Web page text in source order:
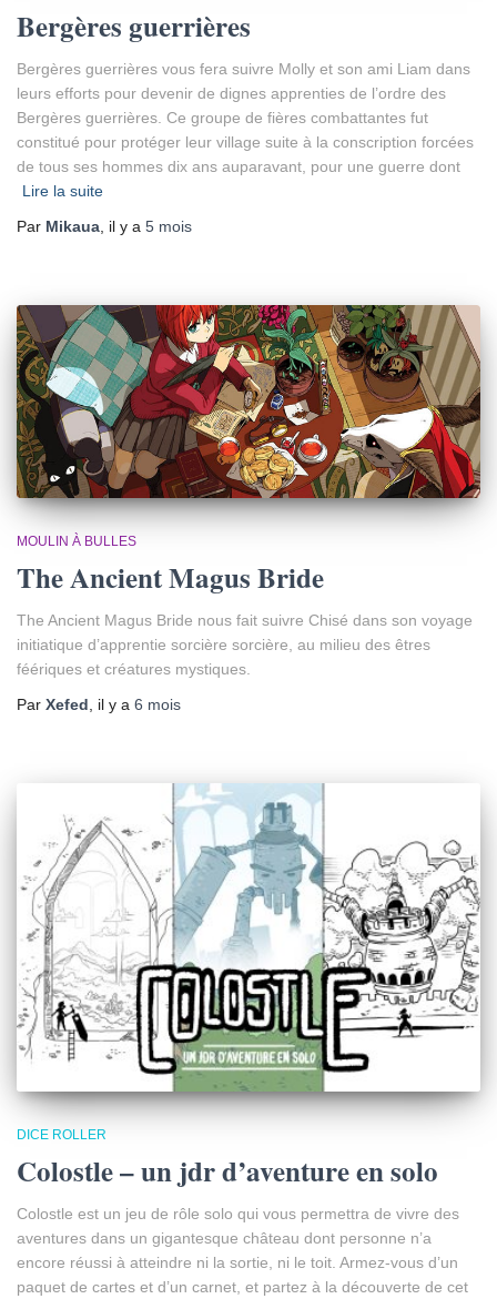
Bergères guerrières
Bergères guerrières vous fera suivre Molly et son ami Liam dans
leurs efforts pour devenir de dignes apprenties de l’ordre des
Bergères guerrières. Ce groupe de fières combattantes fut
constitué pour protéger leur village suite à la conscription forcées
de tous ses hommes dix ans auparavant, pour une guerre dont
Lire la suite
Par Mikaua , il y a 5 mois
MOULIN À BULLES
The Ancient Magus Bride
The Ancient Magus Bride nous fait suivre Chisé dans son voyage
initiatique d’apprentie sorcière sorcière, au milieu des êtres
féériques et créatures mystiques.
Par Xefed , il y a 6 mois
DICE ROLLER
Colostle – un jdr d’aventure en solo
Colostle est un jeu de rôle solo qui vous permettra de vivre des
aventures dans un gigantesque château dont personne n’a
encore réussi à atteindre ni la sortie, ni le toit. Armez-vous d’un
paquet de cartes et d’un carnet, et partez à la découverte de cet